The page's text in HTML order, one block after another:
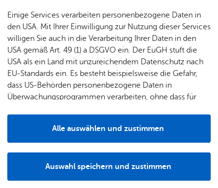
Ämter
A–Z
Diens
t­leis­
tun­gen
A–Z
For­
fent­li­
che
Be­
kannt­
ma­
chun­
& TV
Pres­se
Bil­
dung
& Be­
treu­
ung
Potz­
be­
treu­
ung
Schu­
len
Bau­
stel­len
& Um­
lei­tun­
Um­
welt &
Kli­ma­
Sa­nie­
ren &
bi­li­en
Stadt­
Fa­mi­lie
& Kin­
der
Se­nio­
ren
Woh­
nen
re­frei
Pfle­ge
& Un­
ter­stüt­
zung
Zu­sam­men geht alles bes­ser. Und
so viel auf­re­gen­der.
Einige Services verarbeiten personenbezogene Daten in
den USA. Mit Ihrer Einwilligung zur Nutzung dieser Services
willigen Sie auch in die Verarbeitung Ihrer Daten in den
USA gemäß Art. 49 (1) a DSGVO ein. Der EuGH stuft die
USA als ein Land mit unzureichendem Datenschutz nach
EU-Standards ein. Es besteht beispielsweise die Gefahr,
dass US-Behörden personenbezogene Daten in
Überwachungsprogrammen verarbeiten, ohne dass für
Auswahl speichern und zustimmen
Alle auswählen und zustimmen